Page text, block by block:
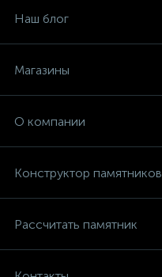
Наш блог
Магазины
О компании
Конструктор памятников
Рассчитать памятник